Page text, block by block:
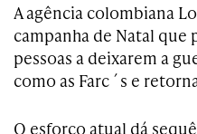
A agência colombiana
campanha de Natal
pessoas a deixarem a
como as Farc´s e
O esforço atual dá